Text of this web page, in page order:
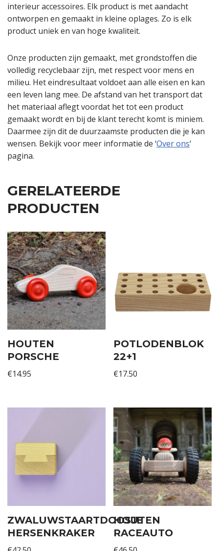
interieur accessoires. Elk product is met aandacht
ontworpen en gemaakt in kleine oplages. Zo is elk
product uniek en van hoge kwaliteit.
Onze producten zijn gemaakt, met grondstoffen die
volledig recyclebaar zijn, met respect voor mens en
milieu. Het eindresultaat voldoet aan alle eisen en kan
een leven lang mee. De afstand van het transport dat
het materiaal aflegt voordat het tot een product
gemaakt wordt en bij de klant terecht komt is miniem.
Daarmee zijn dit de duurzaamste producten die je kan
wensen. Bekijk voor meer informatie de ‘Over ons‘
pagina.
GERELATEERDE
PRODUCTEN
HOUTEN
PORSCHE
€14.95
POTLODENBLOK
22+1
€17.50
ZWALUWSTAARTDOOSJE
HERSENKRAKER
HOUTEN
RACEAUTO